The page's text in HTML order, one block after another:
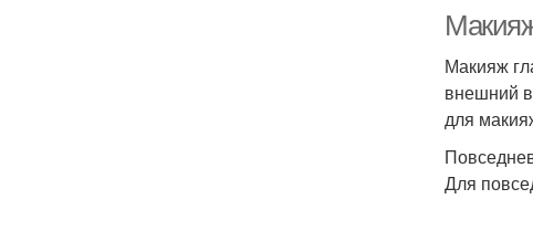
Макияж
внешний
для
Для